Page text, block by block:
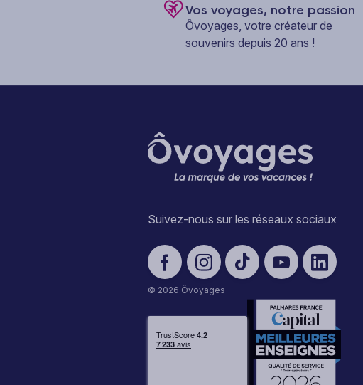
Vos voyages, notre passion
Ôvoyages, votre créateur de
souvenirs depuis 20 ans !
Suivez-nous sur les réseaux sociaux
© 2026 Ôvoyages